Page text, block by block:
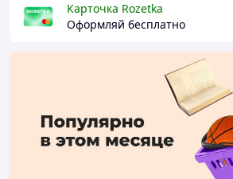
Карточка Rozetka
Оформляй бесплатно